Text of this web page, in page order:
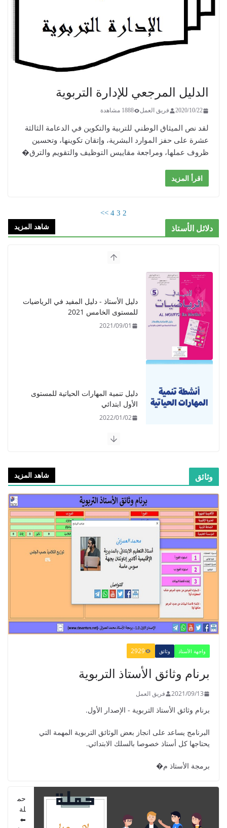
الدليل المرجعي للإدارة التربوية
2020/10/22 فريق العمل 1888 مشاهدة
لقد نص الميثاق الوطني للتربية والتكوين في الدعامة الثالثة
عشرة على حفز الموارد البشرية، وإتقان تكوينها، وتحسين
ظروف عملها، ومراجعة مقاييس التوظيف والتقويم والترق�
اقرأ المزيد
2
3
4
>>
دلائل الأستاذ شاهد المزيد
دليل الأستاذ - دليل المفيد في الرياضيات
للمستوى الخامس 2021
2021/09/01
دليل تنمية المهارات الحياتية للمستوى
الأول ابتدائي
2022/01/02
​دليل المفيد في اللغة العربية للمستوى
الرابع - 2021
2021/09/01
​Guide Prof - ​​​Guide Mes
-2021
2021/09/01
الحياتية
وثائق شاهد المزيد
واجهة الأستاذ وثائق 2929
برنام وثائق الأستاذ التربوية
2021/09/13 فريق العمل
برنام وثائق الأستاذ التربوية - الإصدار الأول.
البرنامج يساعد على انجاز بعض الوثائق التربوية المهمة التي
يحتاجها كل أستاذ خصوصا بالسلك الابتدائي.
برمجة الأستاذ م�
حم
لة
⬅️